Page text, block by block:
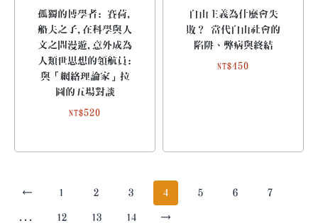
孤獨的博學者: 賽荷,
船夫之子,在科學與人
文之間漫遊,意外成為
人類世思想的領航員:
與「網絡理論家」拉
圖的五場對談
NT$520
自由主義為什麼會失
敗？ 當代自由社會的
陷阱、弊病與終結
NT$450
← 1 2 3 4 5 6 7
... 12 13 14 →